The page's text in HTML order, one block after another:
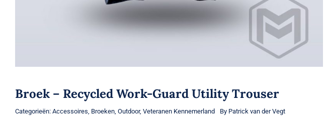
Broek – Recycled Work-Guard Utility Trouser
Categorieën: Accessoires, Broeken, Outdoor, Veteranen Kennemerland By Patrick van der Vegt